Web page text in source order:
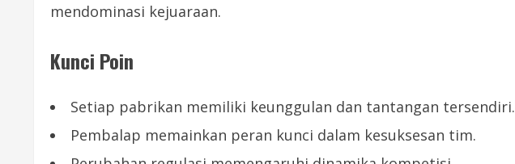
mendominasi kejuaraan.
Kunci Poin
Setiap pabrikan memiliki keunggulan dan tantangan tersendiri.
Pembalap memainkan peran kunci dalam kesuksesan tim.